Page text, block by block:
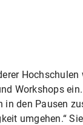
Workshops
den Pausen
umgehen.“